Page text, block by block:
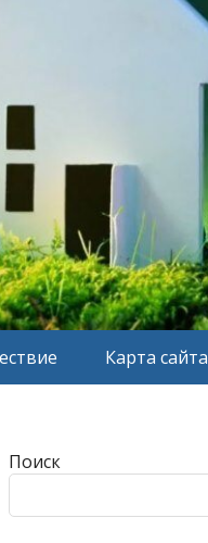
Карта сайта
Поиск